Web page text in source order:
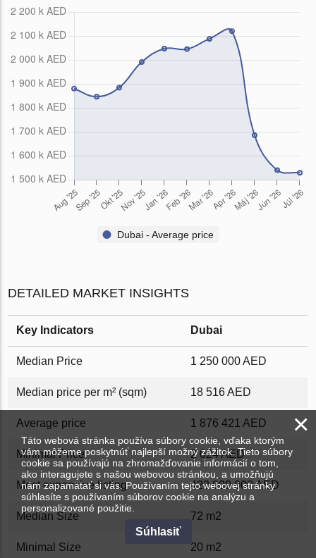
Dubai - Average price
DETAILED MARKET INSIGHTS
Key Indicators Dubai
Median Price 1 250 000 AED
Median price per m² (sqm) 18 516 AED
Average price 1 876 421 AED
Minimal Price 2 024 AED
Most expensive listing 422 000 000 AED
Median Size 72 m2
Minimal Size 20 m2
×
Táto webová stránka používa súbory cookie, vďaka ktorým
vám môžeme poskytnúť najlepší možný zážitok. Tieto súbory
cookie sa používajú na zhromažďovanie informácií o tom,
ako interagujete s našou webovou stránkou, a umožňujú
nám zapamätať si vás. Používaním tejto webovej stránky
súhlasíte s používaním súborov cookie na analýzu a
personalizované použitie.
Súhlasiť